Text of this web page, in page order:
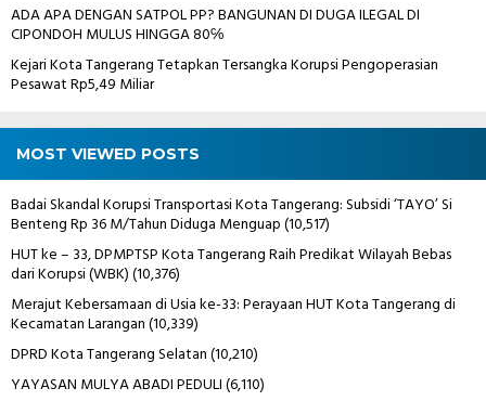
ADA APA DENGAN SATPOL PP? BANGUNAN DI DUGA ILEGAL DI
CIPONDOH MULUS HINGGA 80℅
Kejari Kota Tangerang Tetapkan Tersangka Korupsi Pengoperasian
Pesawat Rp5,49 Miliar
MOST VIEWED POSTS
Badai Skandal Korupsi Transportasi Kota Tangerang: Subsidi ‘TAYO’ Si
Benteng Rp 36 M/Tahun Diduga Menguap(10,517)
HUT ke – 33, DPMPTSP Kota Tangerang Raih Predikat Wilayah Bebas
dari Korupsi (WBK)(10,376)
Merajut Kebersamaan di Usia ke-33: Perayaan HUT Kota Tangerang di
Kecamatan Larangan(10,339)
DPRD Kota Tangerang Selatan(10,210)
YAYASAN MULYA ABADI PEDULI(6,110)